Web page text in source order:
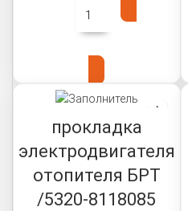
прокладка
электродвигателя
отопителя БРТ
/5320-8118085